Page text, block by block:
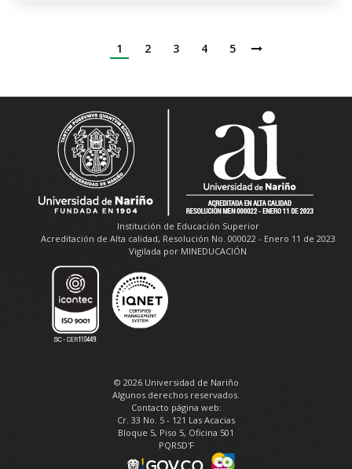
1 2 3 4 5
Institución de Educación Superior
Acreditación de Alta calidad, Resolución No. 000022 - Enero 11 de 2023
Vigilada por MINEDUCACIÓN
© 2026 Universidad de Nariño
Algunos derechos reservados.
Contacto página web:
Cr. 33 No. 5 - 121 Las Acacias
Bloque 5, Piso 5, Oficina 501
PQRSD'F